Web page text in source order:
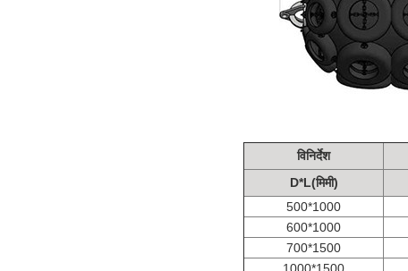
विनिर्देश
D*L(मिमी)
500*1000
600*1000
700*1500